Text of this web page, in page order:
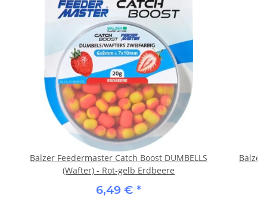
Balzer Feedermaster Catch Boost DUMBELLS
(Wafter) - Rot-gelb Erdbeere
6,49 € *